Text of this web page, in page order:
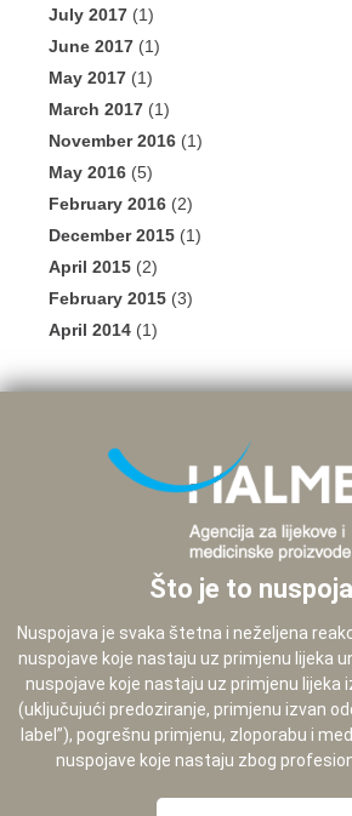
July 2017 (1)
June 2017 (1)
May 2017 (1)
March 2017 (1)
November 2016 (1)
May 2016 (5)
February 2016 (2)
December 2015 (1)
April 2015 (2)
February 2015 (3)
April 2014 (1)
Što je to
Nuspojava je svaka štetna i neželjena
nuspojave koje nastaju uz primjenu lijeka
nuspojave koje nastaju uz primjenu lijeka
(uključujući predoziranje, primjenu izvan
label”), pogrešnu primjenu, zloporabu i
nuspojave koje nastaju zbog